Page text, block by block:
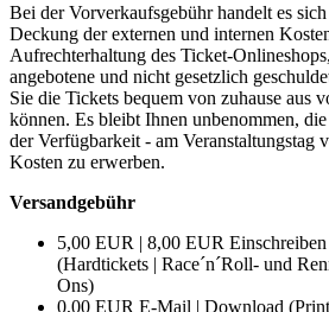
Bei der Vorverkaufsgebühr handelt es
Deckung der externen und internen
Aufrechterhaltung des Ticket-
angebotene und nicht gesetzlich
Sie die Tickets bequem von zuhause aus
können. Es bleibt Ihnen unbenommen,
der Verfügbarkeit - am Veranstaltungstag
Kosten zu erwerben.
Versandgebühr
5,00 EUR | 8,00 EUR
(Hardtickets | Race´n´Roll- und
Ons)
0,00 EUR E-Mail | Download